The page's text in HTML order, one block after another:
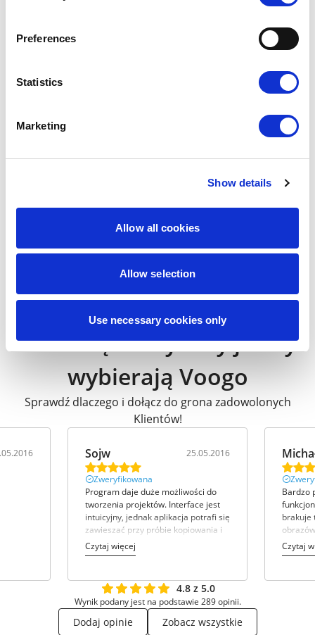
Preferences
Statistics
Marketing
Show details
Allow all cookies
Allow selection
Use necessary cookies only
Najniższa
9,00zł
Przedsiębiorcy tacy jak Ty
wybierają Voogo
Sprawdź dlaczego i dołącz do grona zadowolonych
Klientów!
Sojw 25.05.2016
Zweryfikowana
Program daje duże możliwości do
tworzenia projektów. Interface jest
intuicyjny, jednak aplikacja potrafi się
zawieszać przy próbie kopiowania i
wklejania grafiki.
Czytaj więcej
Bardzo
brakuje
do
Czytaj
4.8 z 5.0
Wynik podany jest na podstawie 289 opinii.
Dodaj opinie Zobacz wszystkie